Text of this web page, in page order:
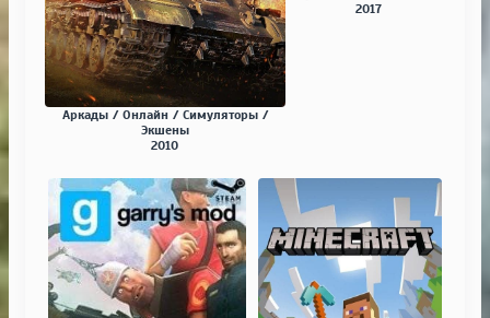
Аркады / Онлайн / Симуляторы /
Экшены
2010
2017